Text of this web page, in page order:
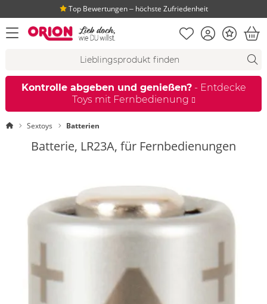
Top Bewertungen ‒ höchste Zufriedenheit
Menü öffnen Merkliste
KontoBonus
Kontrolle abgeben und genießen?- Entdecke
Toys mit Fernbedienung
Startseite
Sextoys Batterien
Batterie, LR23A, für Fernbedienungen